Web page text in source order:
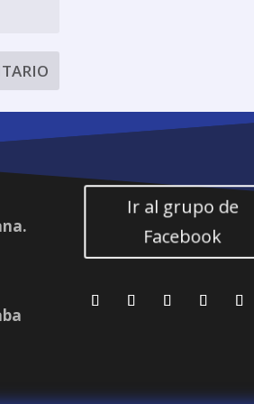
Ir al grupo de
Facebook